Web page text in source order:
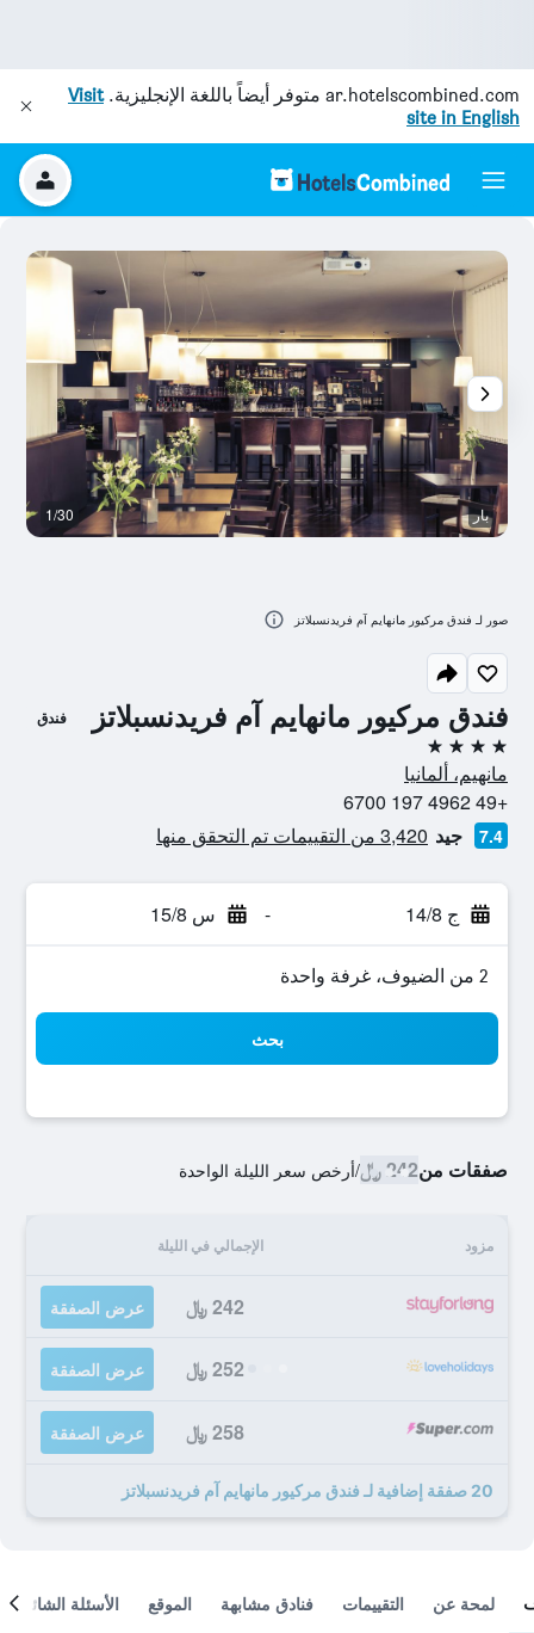
ar.hotelscombined.com متوفر أيضاً باللغة الإنجليزية.Visit
site in English
فندق مركيور مانهايم آم فريدنسبلاتز فندق
4 نجوم
مانهيم، ألمانيا
+49 4962 197 6700
7.4 جيد 3,420 من التقييمات تم التحقق منها
ج 14/8 - س 15/8
2 من الضيوف، غرفة واحدة
بحث
صفقات من242 ﷼ /أرخص سعر الليلة الواحدة
مزود الإجمالي في الليلة
242 ﷼ عرض الصفقة
252 ﷼ عرض الصفقة
258 ﷼ عرض الصفقة
20 صفقة إضافية لـ فندق مركيور مانهايم آم فريدنسبلاتز
بار 1/30
صور لـ فندق مركيور مانهايم آم فريدنسبلاتز
لمحة عن التقييمات فنادق مشابهة الموقع الأسئلة الشائعة